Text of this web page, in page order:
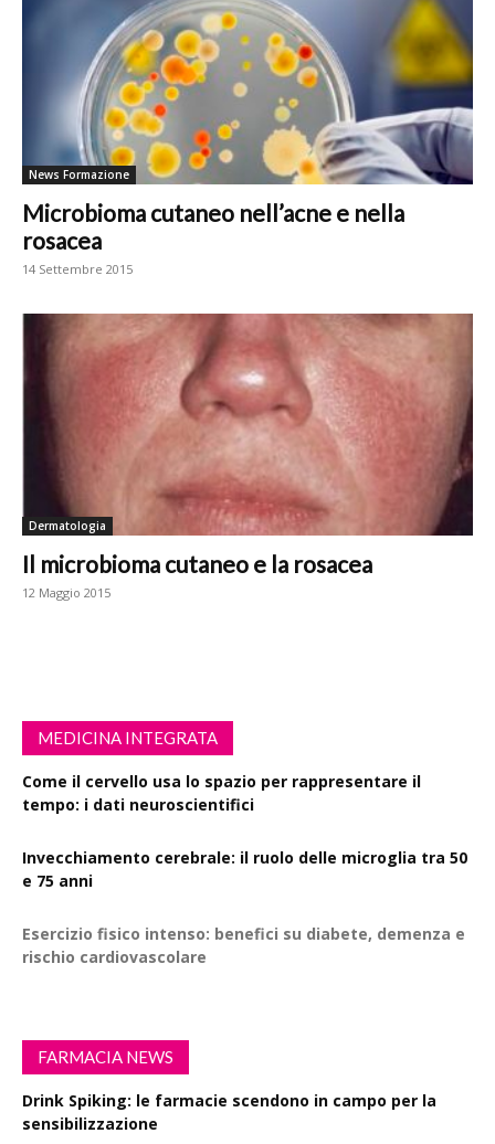
News Formazione
Microbioma cutaneo nell’acne e nella
rosacea
14 Settembre 2015
Dermatologia
Il microbioma cutaneo e la rosacea
12 Maggio 2015
MEDICINA INTEGRATA
Come il cervello usa lo spazio per rappresentare il
tempo: i dati neuroscientifici
Invecchiamento cerebrale: il ruolo delle microglia tra 50
e 75 anni
Esercizio fisico intenso: benefici su diabete, demenza e
rischio cardiovascolare
FARMACIA NEWS
Drink Spiking: le farmacie scendono in campo per la
sensibilizzazione